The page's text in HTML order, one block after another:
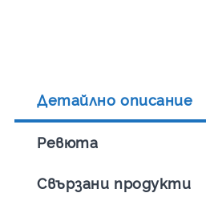
Детайлно описание
Ревюта
Свързани продукти